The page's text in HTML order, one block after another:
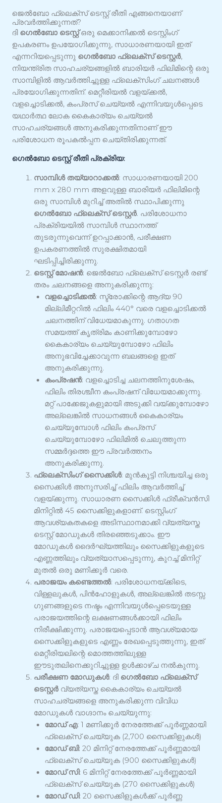
ജെൽബോ ഫ്ലെക്സ് ടെസ്റ്റ് രീതി എങ്ങനെയാണ്
പ്രവർത്തിക്കുന്നത്?
ദി ഗെൽബോ ടെസ്റ്റ്ഒരു മെക്കാനിക്കൽ ടെസ്റ്റിംഗ്
ഉപകരണം ഉപയോഗിക്കുന്നു, സാധാരണയായി ഇത്
എന്നറിയപ്പെടുന്നു ഗെൽബോ ഫ്ലെക്സ് ടെസ്റ്റർ,
നിയന്ത്രിത സാഹചര്യങ്ങളിൽ ബാരിയർ ഫിലിമിന്റെ ഒരു
സാമ്പിളിൽ ആവർത്തിച്ചുള്ള ഫ്ലെക്സിംഗ് ചലനങ്ങൾ
പ്രയോഗിക്കുന്നതിന്. മെറ്റീരിയൽ വളയ്ക്കൽ,
വളച്ചൊടിക്കൽ, കംപ്രസ് ചെയ്യൽ എന്നിവയുൾപ്പെടെ
യഥാർത്ഥ ലോക കൈകാര്യം ചെയ്യൽ
സാഹചര്യങ്ങൾ അനുകരിക്കുന്നതിനാണ് ഈ
പരിശോധന രൂപകൽപ്പന ചെയ്തിരിക്കുന്നത്.
ഗെൽബോ ടെസ്റ്റ് രീതി പ്രക്രിയ:
സാമ്പിൾ തയ്യാറാക്കൽ: സാധാരണയായി 200
mm x 280 mm അളവുള്ള ബാരിയർ ഫിലിമിന്റെ
ഒരു സാമ്പിൾ മുറിച്ച് അതിൽ സ്ഥാപിക്കുന്നു
ഗെൽബോ ഫ്ലെക്സ് ടെസ്റ്റർ. പരിശോധനാ
പ്രക്രിയയിൽ സാമ്പിൾ സ്ഥാനത്ത്
തുടരുന്നുവെന്ന് ഉറപ്പാക്കാൻ, പരീക്ഷണ
ഉപകരണത്തിൽ സുരക്ഷിതമായി
ഘടിപ്പിച്ചിരിക്കുന്നു.
ടെസ്റ്റ് മോഷൻ: ജെൽബോ ഫ്ലെക്സ് ടെസ്റ്റർ രണ്ട്
തരം ചലനങ്ങളെ അനുകരിക്കുന്നു:
വളച്ചൊടിക്കൽ: സ്ട്രോക്കിന്റെ ആദ്യ 90
മില്ലിമീറ്ററിൽ ഫിലിം 440° വരെ വളച്ചൊടിക്കൽ
ചലനത്തിന് വിധേയമാകുന്നു. ഗതാഗത
സമയത്ത് കൃത്രിമം കാണിക്കുമ്പോഴോ
കൈകാര്യം ചെയ്യുമ്പോഴോ ഫിലിം
അനുഭവിച്ചേക്കാവുന്ന ബലങ്ങളെ ഇത്
അനുകരിക്കുന്നു.
കംപ്രഷൻ: വളച്ചൊടിച്ച ചലനത്തിനുശേഷം,
ഫിലിം തിരശ്ചീന കംപ്രഷന് വിധേയമാക്കുന്നു.
മറ്റ് പാക്കേജുകളുമായി അടുക്കി വയ്ക്കുമ്പോഴോ
അല്ലെങ്കിൽ സാധനങ്ങൾ കൈകാര്യം
ചെയ്യുമ്പോൾ ഫിലിം കംപ്രസ്
ചെയ്യുമ്പോഴോ ഫിലിമിൽ ചെലുത്തുന്ന
സമ്മർദ്ദത്തെ ഈ പ്രവർത്തനം
അനുകരിക്കുന്നു.
ഫ്ലെക്സിംഗ് സൈക്കിൾ: മുൻകൂട്ടി നിശ്ചയിച്ച ഒരു
സൈക്കിൾ അനുസരിച്ച് ഫിലിം ആവർത്തിച്ച്
വളയ്ക്കുന്നു. സാധാരണ സൈക്കിൾ ഫ്രീക്വൻസി
മിനിറ്റിൽ 45 സൈക്കിളുകളാണ്. ടെസ്റ്റിംഗ്
ആവശ്യകതകളെ അടിസ്ഥാനമാക്കി വ്യത്യസ്ത
ടെസ്റ്റ് മോഡുകൾ തിരഞ്ഞെടുക്കാം. ഈ
മോഡുകൾ ദൈർഘ്യത്തിലും സൈക്കിളുകളുടെ
എണ്ണത്തിലും വ്യത്യാസപ്പെടുന്നു, കുറച്ച് മിനിറ്റ്
മുതൽ ഒരു മണിക്കൂർ വരെ.
പരാജയം കണ്ടെത്തൽ: പരിശോധനയ്ക്കിടെ,
വിള്ളലുകൾ, പിൻഹോളുകൾ, അല്ലെങ്കിൽ തടസ്സ
ഗുണങ്ങളുടെ നഷ്ടം എന്നിവയുൾപ്പെടെയുള്ള
പരാജയത്തിന്റെ ലക്ഷണങ്ങൾക്കായി ഫിലിം
നിരീക്ഷിക്കുന്നു. പരാജയപ്പെടാൻ ആവശ്യമായ
സൈക്കിളുകളുടെ എണ്ണം രേഖപ്പെടുത്തുന്നു, ഇത്
മെറ്റീരിയലിന്റെ മൊത്തത്തിലുള്ള
ഈടുതലിനെക്കുറിച്ചുള്ള ഉൾക്കാഴ്ച നൽകുന്നു.
പരീക്ഷണ മോഡുകൾ: ദി ഗെൽബോ ഫ്ലെക്സ്
ടെസ്റ്റർവ്യത്യസ്ത കൈകാര്യം ചെയ്യൽ
സാഹചര്യങ്ങളെ അനുകരിക്കുന്ന വിവിധ
മോഡുകൾ വാഗ്ദാനം ചെയ്യുന്നു:
മോഡ് എ: 1 മണിക്കൂർ നേരത്തേക്ക് പൂർണ്ണമായി
ഫ്ലെക്സ് ചെയ്യുക (2,700 സൈക്കിളുകൾ)
മോഡ് ബി: 20 മിനിറ്റ് നേരത്തേക്ക് പൂർണ്ണമായി
ഫ്ലെക്സ് ചെയ്യുക (900 സൈക്കിളുകൾ)
മോഡ് സി: 6 മിനിറ്റ് നേരത്തേക്ക് പൂർണ്ണമായി
ഫ്ലെക്സ് ചെയ്യുക (270 സൈക്കിളുകൾ)
മോഡ് ഡി: 20 സൈക്കിളുകൾക്ക് പൂർണ്ണ